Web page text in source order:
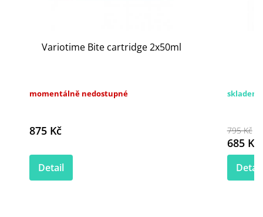
Variotime Bite cartridge 2x50ml
momentálně nedostupné
875 Kč
Detail
skladem
795 Kč
685 Kč
Detail